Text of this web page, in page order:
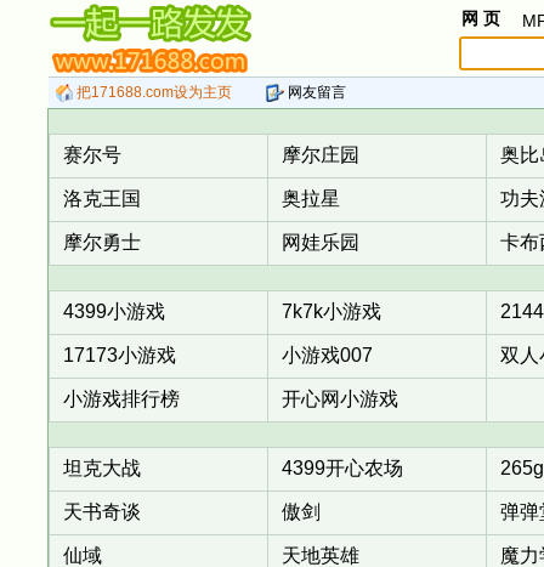
网 页
把171688.com设为主页 网友留言
赛尔号 摩尔庄园 奥比
洛克王国 奥拉星 功夫
摩尔勇士 网娃乐园 卡布
4399小游戏 7k7k小游戏
17173小游戏 小游戏007 双人
小游戏排行榜 开心网小游戏
坦克大战 4399开心农场
天书奇谈 傲剑 弹弹
仙域 天地英雄 魔力